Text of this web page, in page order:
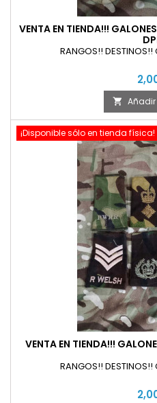
VENTA EN TIENDA!!!
RANGOS!! DESTINOS!!

¡Disponible sólo en tienda física!
VENTA EN TIENDA!!!
RANGOS!! DESTINOS!!